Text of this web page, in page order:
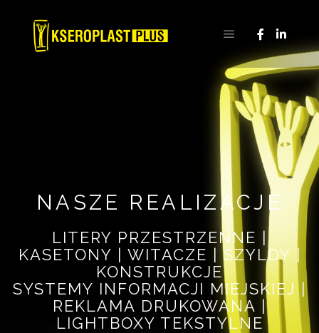
NASZE REALIZACJE
LITERY PRZESTRZENNE |
KASETONY | WITACZE | SZYLDY |
KONSTRUKCJE
SYSTEMY INFORMACJI MIEJSKIEJ |
REKLAMA DRUKOWANA |
LIGHTBOXY TEKSTYLNE